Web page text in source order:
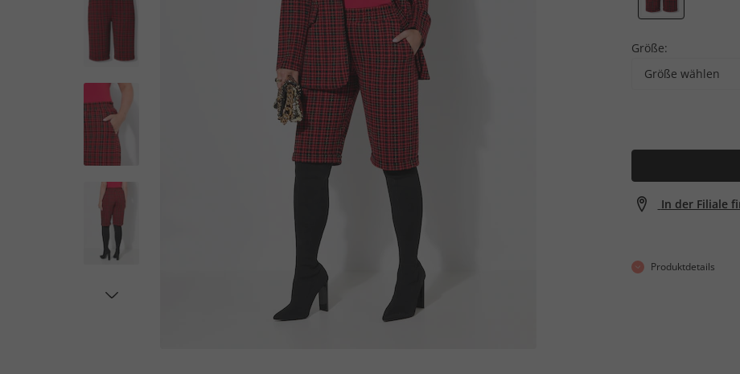
Größe:
Größe wählen
In der Filiale
Produktdetails